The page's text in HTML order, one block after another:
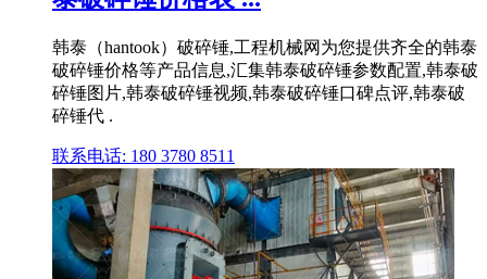
韩泰（hantook）破碎锤,工程机械网为您提供齐全的韩泰
破碎锤价格等产品信息,汇集韩泰破碎锤参数配置,韩泰破
碎锤图片,韩泰破碎锤视频,韩泰破碎锤口碑点评,韩泰破
碎锤代 .
联系电话: 180 3780 8511